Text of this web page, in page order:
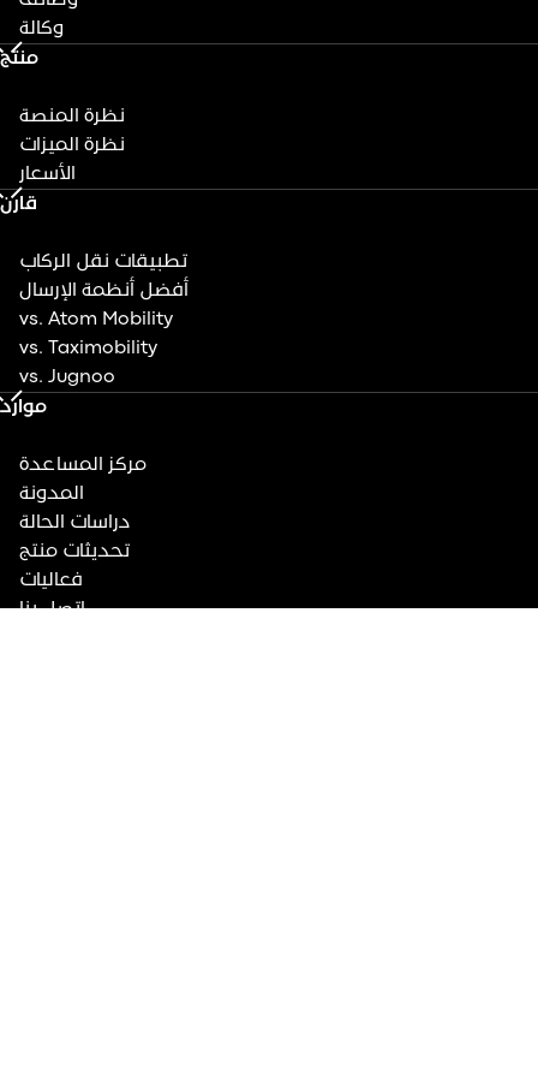
وكالة
منتج
نظرة المنصة
نظرة الميزات
الأسعار
قارن
تطبيقات نقل الركاب
أفضل أنظمة الإرسال
vs. Atom Mobility
vs. Taximobility
vs. Jugnoo
موارد
مركز المساعدة
المدونة
دراسات الحالة
تحديثات منتج
فعاليات
اتصل بنا